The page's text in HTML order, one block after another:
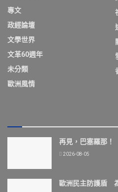
專文
政經論壇
文學世界
文革60週年
未分類
歐洲風情
再見，巴塞羅那！
2026-08-05
歐洲民主防護盾